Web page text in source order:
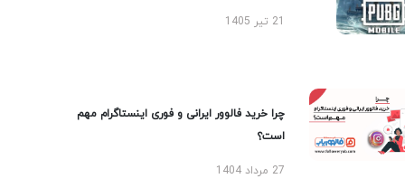
چرا خرید فالوور ایرانی و فوری اینستاگرام مهم
است؟
27 مرداد 1404